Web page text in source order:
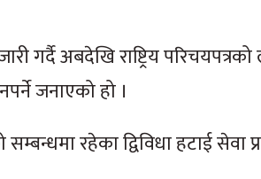
गर्दै अबदेखि राष्ट्रिय
जनाएको हो ।
रहेका द्विविधा हटाई